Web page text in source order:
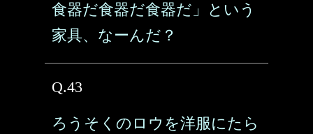
食器だ食器だ食器だ」という
家具、なーんだ？
Q.43
ろうそくのロウを洋服にたら